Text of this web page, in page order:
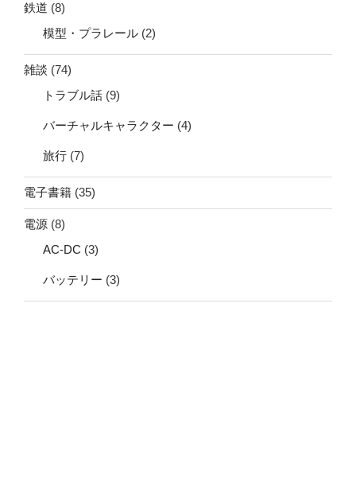
鉄道 (8)
模型・プラレール (2)
雑談 (74)
トラブル話 (9)
バーチャルキャラクター (4)
旅行 (7)
電子書籍 (35)
電源 (8)
AC-DC (3)
バッテリー (3)